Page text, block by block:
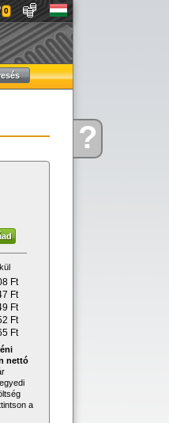
Kérdése?
0
Ft
Ft
Ft
Ft
Ft
nettó
a